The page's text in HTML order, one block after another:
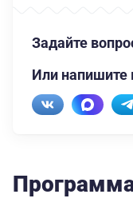
Задайте
Или напишите